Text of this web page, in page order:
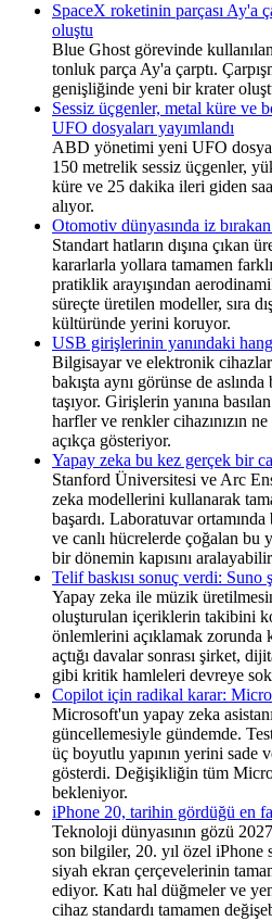
SpaceX roketinin parçası Ay'a
oluştu
Blue Ghost görevinde
tonluk parça Ay'a çarptı.
genişliğinde yeni bir krater
Sessiz üçgenler, metal küre ve
UFO dosyaları yayımlandı
ABD yönetimi yeni UFO
150 metrelik sessiz üçgenler,
küre ve 25 dakika ileri giden
alıyor.
Otomotiv dünyasında iz bırakan
Standart hatların dışına çıkan
kararlarla yollara tamamen
pratiklik arayışından
süreçte üretilen modeller, sıra
kültüründe yerini koruyor.
USB girişlerinin yanındaki
Bilgisayar ve elektronik
bakışta aynı görünse de
taşıyor. Girişlerin yanına
harfler ve renkler cihazınızın ne
açıkça gösteriyor.
Yapay zeka bu kez gerçek bir
Stanford Üniversitesi ve Arc
zeka modellerini kullanarak
başardı. Laboratuvar
ve canlı hücrelerde çoğalan bu
bir dönemin kapısını
Telif baskısı sonuç verdi: Suno
Yapay zeka ile müzik
oluşturulan içeriklerin takibini
önlemlerini açıklamak
açtığı davalar sonrası şirket,
gibi kritik hamleleri devreye
Copilot için radikal karar:
Microsoft'un yapay zeka
güncellemesiyle gündemde.
üç boyutlu yapının yerini sade
gösterdi. Değişikliğin tüm
bekleniyor.
iPhone 20, tarihin gördüğü en
Teknoloji dünyasının gözü
son bilgiler, 20. yıl özel iPhone
siyah ekran çerçevelerinin
ediyor. Katı hal düğmeler ve
cihaz standardı tamamen